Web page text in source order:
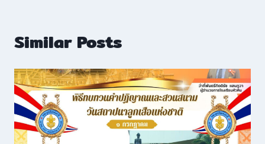
Similar Posts